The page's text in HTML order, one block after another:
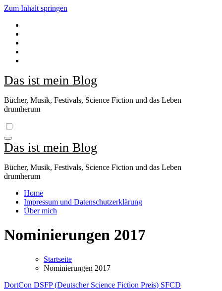
Zum Inhalt springen
Das ist mein Blog
Bücher, Musik, Festivals, Science Fiction und das Leben
drumherum
Das ist mein Blog
Bücher, Musik, Festivals, Science Fiction und das Leben
drumherum
Home
Impressum und Datenschutzerklärung
Über mich
Nominierungen 2017
Startseite
Nominierungen 2017
DortCon DSFP (Deutscher Science Fiction Preis) SFCD